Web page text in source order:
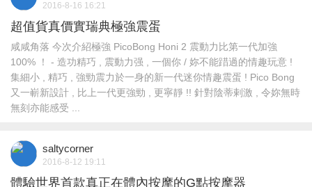
2016-8-16 16:21
超值貨真價實瑞典極強震蛋
咸咸角落 今次介紹極強 PicoBong Honi 2 震動力比第一代加強
100% ！ - 造功精巧 , 震動力强 , 一個你 / 妳不能踖過的情趣玩意 !
集細小 , 精巧 , 強勁震力於一身的新一代迷你情趣震蛋 ! Pico Bong
又一嶄新設計 , 比上一代更強勁 , 更寧靜 !! 針對陰蒂剌激 , 令妳無時
無刻亦能感受 ...
saltycorner
2016-8-12 19:11
體驗世界首款真正在體內按摩的G點按摩器